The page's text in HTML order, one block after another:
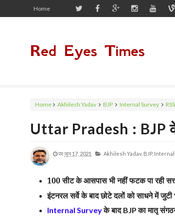
Home
Red Eyes Times
Home Akhilesh Yadav BJP Internal Survey RSS
Uttar Pradesh : BJP
परजून 17, 2021 Akhilesh Yadav, BJP, Internal
100 सीट के आसपास भी नहीं फटक पा रही
इंटनरल सर्वे के बाद छोटे दलों को साधने में जुटी
Internal Surveyके बाद BJPका मातृ